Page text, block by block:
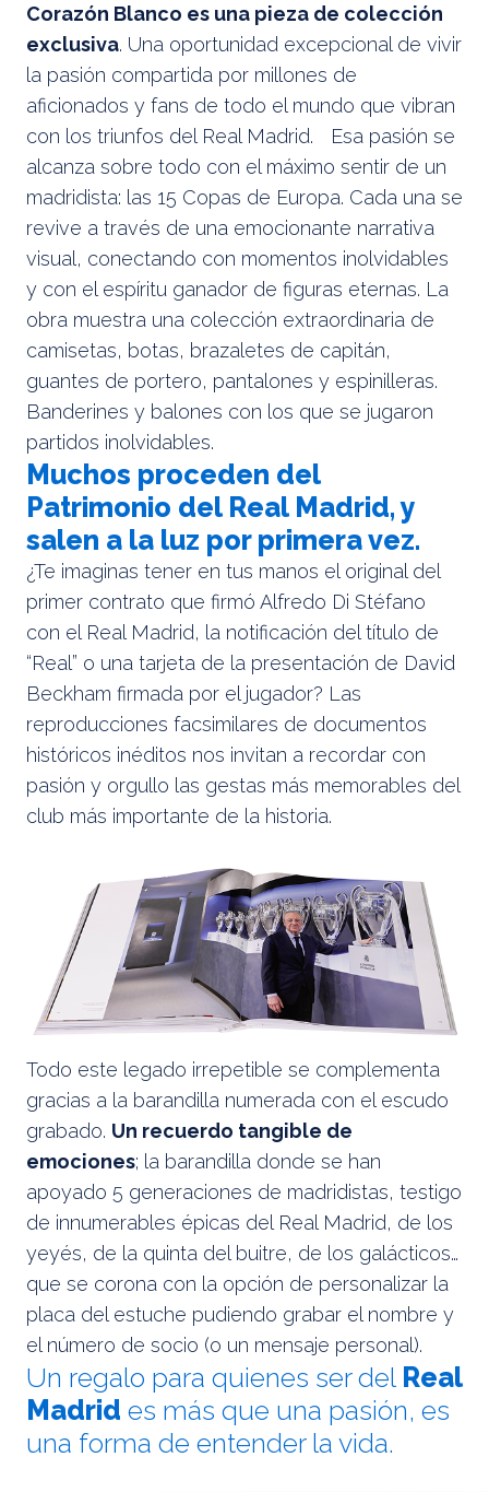
Corazón Blanco es una pieza de colección
exclusiva. Una oportunidad excepcional de vivir
la pasión compartida por millones de
aficionados y fans de todo el mundo que vibran
con los triunfos del Real Madrid. Esa pasión se
alcanza sobre todo con el máximo sentir de un
madridista: las 15 Copas de Europa. Cada una se
revive a través de una emocionante narrativa
visual, conectando con momentos inolvidables
y con el espíritu ganador de figuras eternas. La
obra muestra una colección extraordinaria de
camisetas, botas, brazaletes de capitán,
guantes de portero, pantalones y espinilleras.
Banderines y balones con los que se jugaron
partidos inolvidables.
Muchos proceden del
Patrimonio del Real Madrid, y
salen a la luz por primera vez.
¿Te imaginas tener en tus manos el original del
primer contrato que firmó Alfredo Di Stéfano
con el Real Madrid, la notificación del título de
“Real” o una tarjeta de la presentación de David
Beckham firmada por el jugador? Las
reproducciones facsimilares de documentos
históricos inéditos nos invitan a recordar con
pasión y orgullo las gestas más memorables del
club más importante de la historia.
Todo este legado irrepetible se complementa
gracias a la barandilla numerada con el escudo
grabado. Un recuerdo tangible de
emociones; la barandilla donde se han
apoyado 5 generaciones de madridistas, testigo
de innumerables épicas del Real Madrid, de los
yeyés, de la quinta del buitre, de los galácticos…
que se corona con la opción de personalizar la
placa del estuche pudiendo grabar el nombre y
el número de socio (o un mensaje personal).
Un regalo para quienes ser del Real
Madrid es más que una pasión, es
una forma de entender la vida.